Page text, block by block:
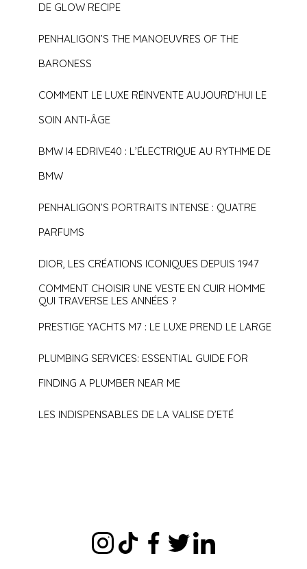
DE GLOW RECIPE
PENHALIGON’S THE MANOEUVRES OF THE
BARONESS
COMMENT LE LUXE RÉINVENTE AUJOURD’HUI LE
SOIN ANTI-ÂGE
BMW I4 EDRIVE40 : L’ÉLECTRIQUE AU RYTHME DE
BMW
PENHALIGON’S PORTRAITS INTENSE : QUATRE
PARFUMS
DIOR, LES CRÉATIONS ICONIQUES DEPUIS 1947
COMMENT CHOISIR UNE VESTE EN CUIR HOMME
QUI TRAVERSE LES ANNÉES ?
PRESTIGE YACHTS M7 : LE LUXE PREND LE LARGE
PLUMBING SERVICES: ESSENTIAL GUIDE FOR
FINDING A PLUMBER NEAR ME
LES INDISPENSABLES DE LA VALISE D’ETÉ